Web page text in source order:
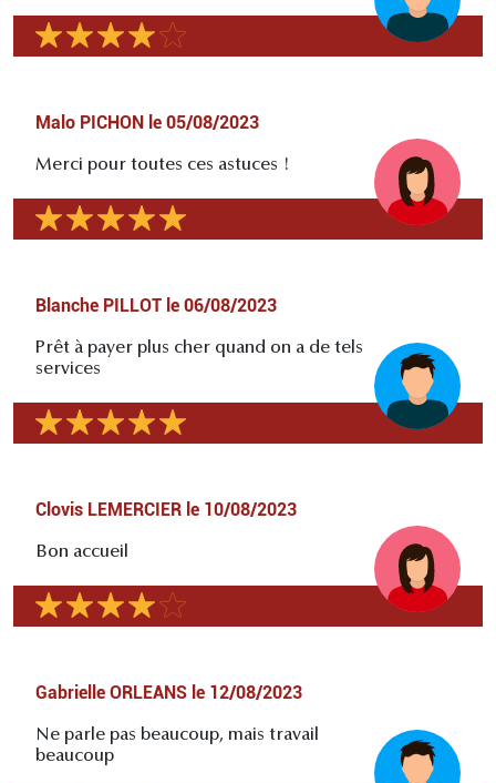
Malo PICHON le 05/08/2023
Merci pour toutes ces astuces !
Blanche PILLOT le 06/08/2023
Prêt à payer plus cher quand on a de tels
services
Clovis LEMERCIER le 10/08/2023
Bon accueil
Gabrielle ORLEANS le 12/08/2023
Ne parle pas beaucoup, mais travail
beaucoup